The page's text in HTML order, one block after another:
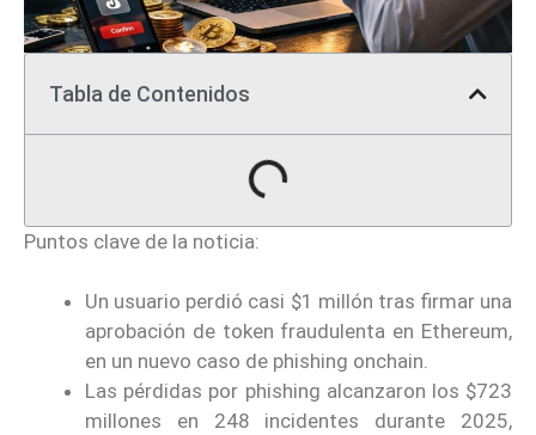
Tabla de Contenidos
Puntos clave de la noticia:
Un usuario perdió casi $1 millón tras firmar una
aprobación de token fraudulenta en Ethereum,
en un nuevo caso de phishing onchain.
Las pérdidas por phishing alcanzaron los $723
millones en 248 incidentes durante 2025,